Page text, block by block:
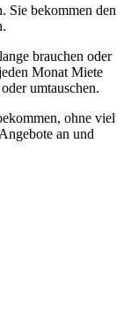
Sie bekommen den
brauchen oder
Monat Miete
umtauschen.
ohne viel
an und